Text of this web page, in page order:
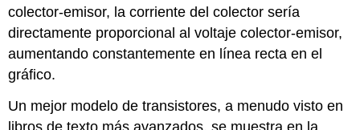
colector-emisor, la corriente del colector sería
directamente proporcional al voltaje colector-emisor,
aumentando constantemente en línea recta en el
gráfico.
Un mejor modelo de transistores, a menudo visto en
libros de texto más avanzados, se muestra en la